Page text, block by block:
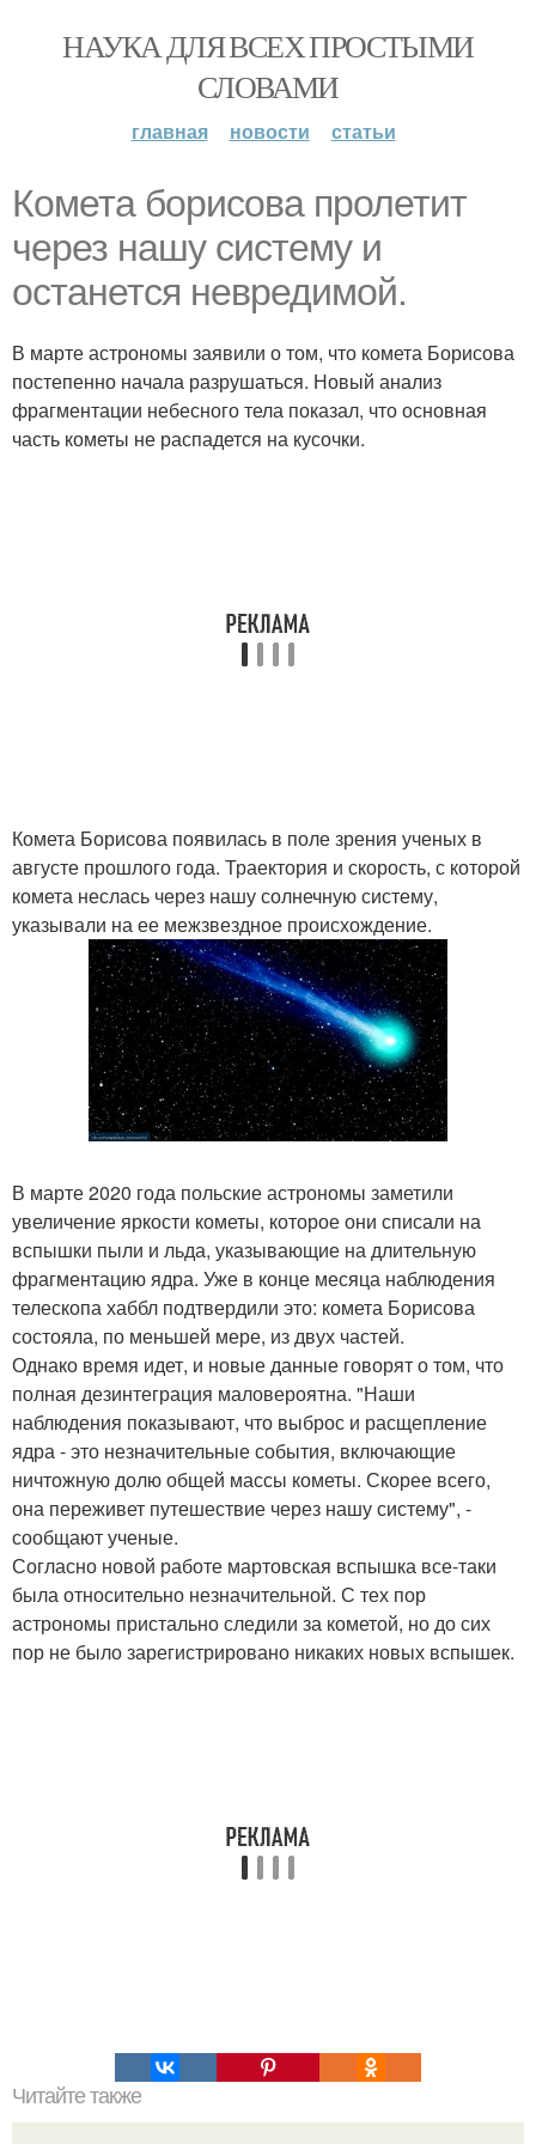
НАУКА ДЛЯ ВСЕХ ПРОСТЫМИ
СЛОВАМИ
главная новости статьи
Комета борисова пролетит
через нашу систему и
останется невредимой.
В марте астрономы заявили о том, что комета Борисова
постепенно начала разрушаться. Новый анализ
фрагментации небесного тела показал, что основная
часть кометы не распадется на кусочки.
Комета Борисова появилась в поле зрения ученых в
августе прошлого года. Траектория и скорость, с которой
комета неслась через нашу солнечную систему,
указывали на ее межзвездное происхождение.
В марте 2020 года польские астрономы заметили
увеличение яркости кометы, которое они списали на
вспышки пыли и льда, указывающие на длительную
фрагментацию ядра. Уже в конце месяца наблюдения
телескопа хаббл подтвердили это: комета Борисова
состояла, по меньшей мере, из двух частей.
Однако время идет, и новые данные говорят о том, что
полная дезинтеграция маловероятна. "Наши
наблюдения показывают, что выброс и расщепление
ядра - это незначительные события, включающие
ничтожную долю общей массы кометы. Скорее всего,
она переживет путешествие через нашу систему", -
сообщают ученые.
Согласно новой работе мартовская вспышка все-таки
была относительно незначительной. С тех пор
астрономы пристально следили за кометой, но до сих
пор не было зарегистрировано никаких новых вспышек.
Читайте также